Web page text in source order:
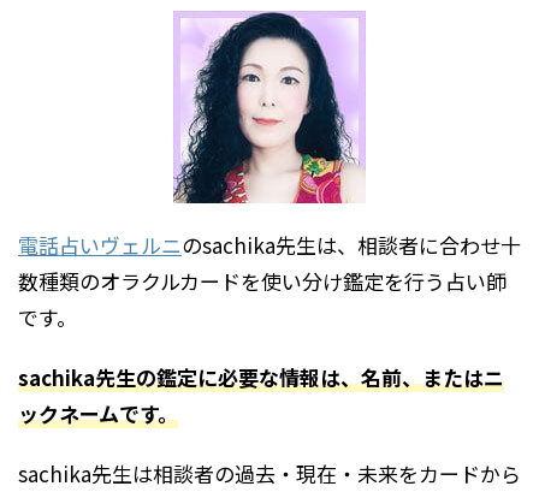
電話占いヴェルニのsachika先生は、相談者に合わせ十
数種類のオラクルカードを使い分け鑑定を行う占い師
です。
sachika先生の鑑定に必要な情報は、名前、またはニ
ックネームです。
sachika先生は相談者の過去・現在・未来をカードから